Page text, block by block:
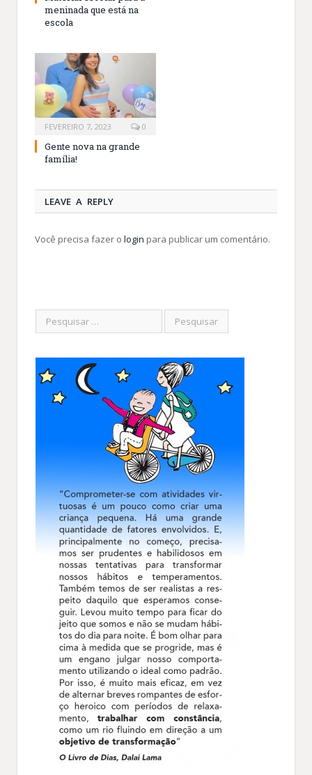
meninada que está na
escola
FEVEREIRO 7, 2023 0
Gente nova na grande
família!
LEAVE A REPLY
Você precisa fazer o login para publicar um comentário.